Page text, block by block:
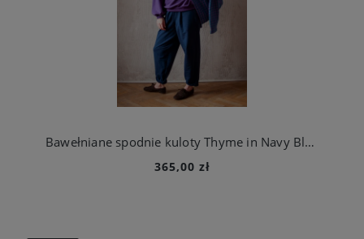
Bawełniane spodnie kuloty Thyme in Navy Blue
365,00 zł